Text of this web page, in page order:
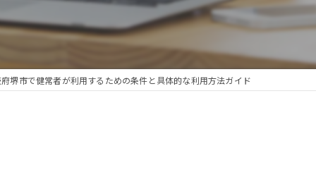
堺市で健常者が利用するための条件と具体的な利用方法ガイド